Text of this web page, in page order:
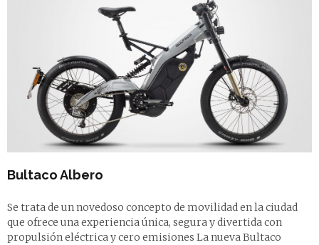
Bultaco Albero
Se trata de un novedoso concepto de movilidad en la ciudad
que ofrece una experiencia única, segura y divertida con
propulsión eléctrica y cero emisiones La nueva Bultaco